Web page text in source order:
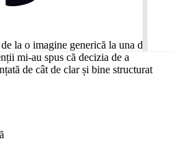
la o imagine generică la una de
mi-au spus că decizia de a
de cât de clar și bine structurat